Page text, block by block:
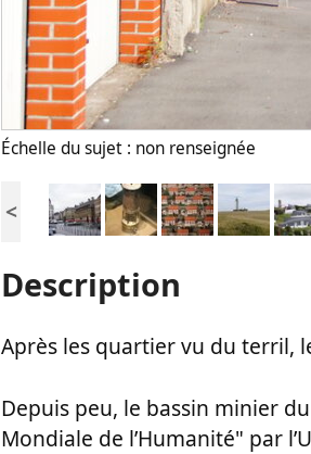
Échelle du sujet : non renseignée
<
Description
Après les quartier vu du terril,
Depuis peu, le bassin minier
Mondiale de l’Humanité" par